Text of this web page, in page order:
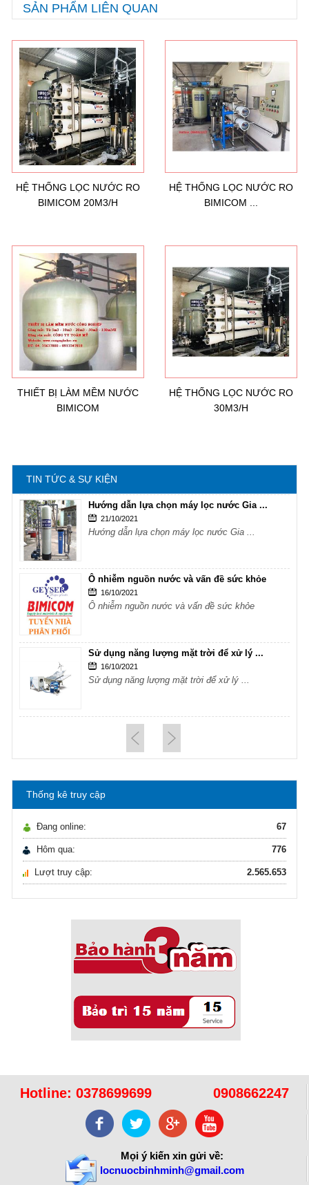
SẢN PHẨM LIÊN QUAN
HỆ THỐNG LỌC NƯỚC RO
BIMICOM 20M3/H
HỆ THỐNG LỌC NƯỚC RO
BIMICOM ...
THIẾT BỊ LÀM MỀM NƯỚC
BIMICOM
HỆ THỐNG LỌC NƯỚC RO
30M3/H
TIN TỨC & SỰ KIỆN
Hướng dẫn lựa chọn máy lọc nước Gia ...
21/10/2021
Hướng dẫn lựa chọn máy lọc nước Gia ...
Ô nhiễm nguồn nước và vấn đề sức khỏe
16/10/2021
Hướng dẫn lựa chọn máy lọc nước Gia ...
21/10/2021
Hướng dẫn lựa chọn máy lọc nước Gia ...
Ô nhiễm nguồn nước và vấn đề sức khỏe
16/10/2021
Ô nhiễm nguồn nước và vấn đề sức khỏe
Sử dụng năng lượng mặt trời để xử lý ...
16/10/2021
Sử dụng năng lượng mặt trời để xử lý ...
Hướng dẫn lựa chọn máy lọc nước Gia ...
21/10/2021
Hướng dẫn lựa chọn máy lọc nước Gia ...
Ô nhiễm nguồn nước và vấn đề sức khỏe
Sử dụng năng lượng mặt trời để xử lý ...
Sử dụng năng lượng mặt trời để xử lý ...
Thống kê truy cập
Đang online: 67
Hôm qua: 776
Lượt truy cập: 2.565.653
Hotline: 0378699699 0908662247
Mọi ý kiến xin gửi về:
locnuocbinhminh@gmail.com